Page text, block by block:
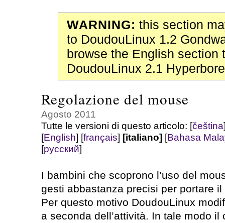
WARNING: this section
to DoudouLinux 1.2
browse the English section
DoudouLinux 2.1
Regolazione del mouse
Agosto 2011
Tutte le versioni di questo articolo: [čeština
[English] [français] [italiano] [Bahasa
[русский]
I bambini che scoprono l’uso del
gesti abbastanza precisi per portare
Per questo motivo DoudouLinux
a seconda dell’attività. In tale modo